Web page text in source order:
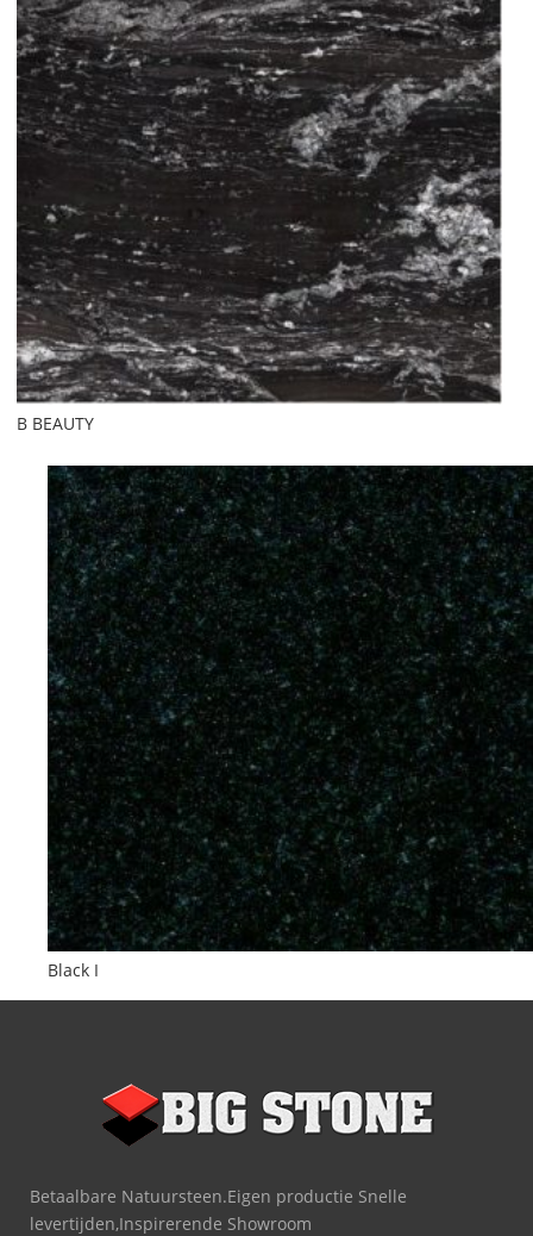
B BEAUTY
Black I
Betaalbare Natuursteen.Eigen productie Snelle
levertijden,Inspirerende Showroom